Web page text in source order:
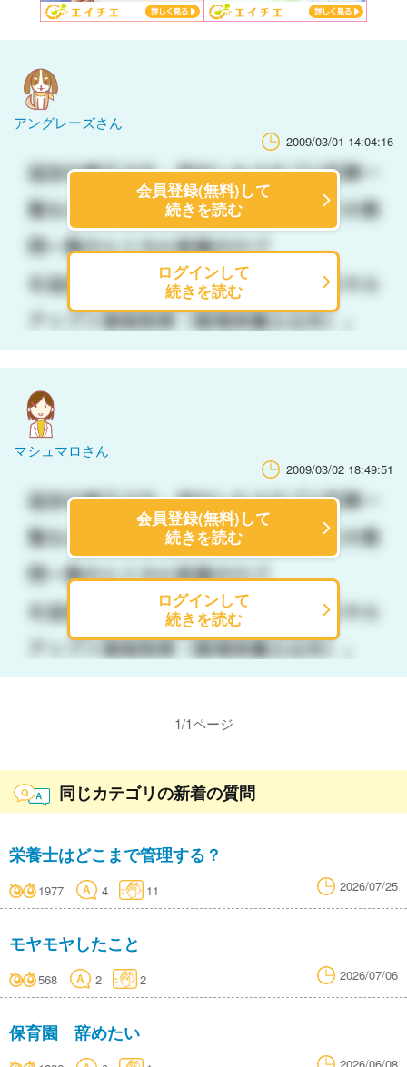
アングレーズさん
2009/03/01 14:04:16
会員登録(無料)して
続きを読む
ログインして
続きを読む
マシュマロさん
2009/03/02 18:49:51
会員登録(無料)して
続きを読む
ログインして
続きを読む
1/1ページ
同じカテゴリの新着の質問
栄養士はどこまで管理する？
1977 4 11 2026/07/25
モヤモヤしたこと
568 2 2 2026/07/06
保育園 辞めたい